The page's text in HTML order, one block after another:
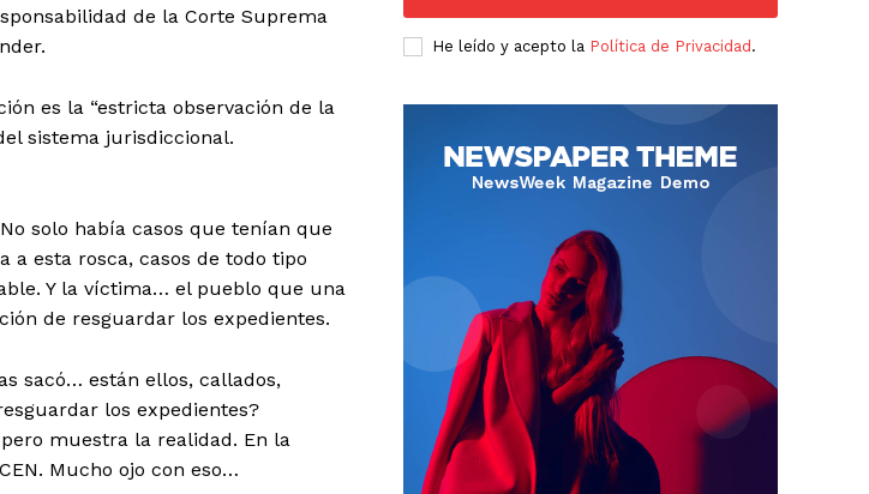
Company
de la Corte Suprema
es la “estricta observación de la
sistema jurisdiccional.
solo había casos que tenían que
a esta rosca, casos de todo tipo
Y la víctima… el pueblo que una
de resguardar los expedientes.
sacó… están ellos, callados,
los expedientes?
muestra la realidad. En la
Mucho ojo con eso…
He leído y acepto la Política de Privacidad .